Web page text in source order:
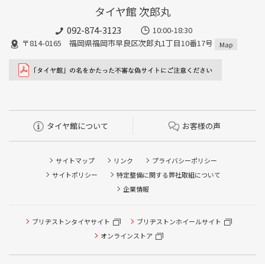
タイヤ館 次郎丸
092-874-3123
10:00-18:30
〒814-0165 福岡県福岡市早良区次郎丸1丁目10番17号
Map
タイヤ館について お客様の声
サイトマップ リンク
プライバシーポリシー
サイトポリシー
特定整備に関する弊社取組について
企業情報
ブリヂストンタイヤサイト
ブリヂストンホイールサイト
オンラインストア
タイヤ点検・安全点検/タイヤ履き替え/オイル交換/その他
ピット作業の予約